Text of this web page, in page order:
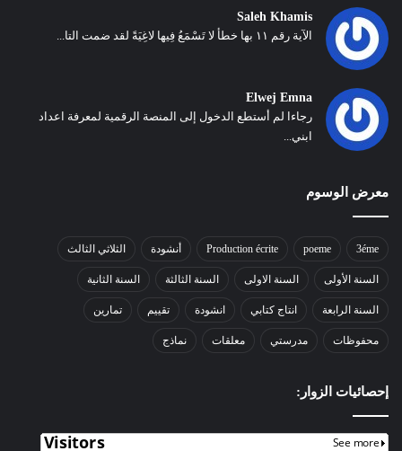
Saleh Khamis
الآية رقم ١١ بها خطأ لا تَسْمَعُ فِيها لاغِيَةً لقد ضمت التا...
Elwej Emna
رجاءا لم أستطع الدخول إلى المنصة الرقمية لمعرفة اعداد
ابني...
معرض الوسوم
3éme
poeme
Production écrite أنشودة الثلاثي الثالث
السنة الأولى السنة الاولى السنة الثالثة السنة الثانية
السنة الرابعة انتاج كتابي انشودة تقييم تمارين
محفوظات مدرستي معلقات نماذج
إحصائيات الزوار: